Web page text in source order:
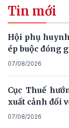
Tin mới
Hội phụ
ép buộc đóng
07/08/2026
Cục Thuế
xuất cảnh đối
07/08/2026